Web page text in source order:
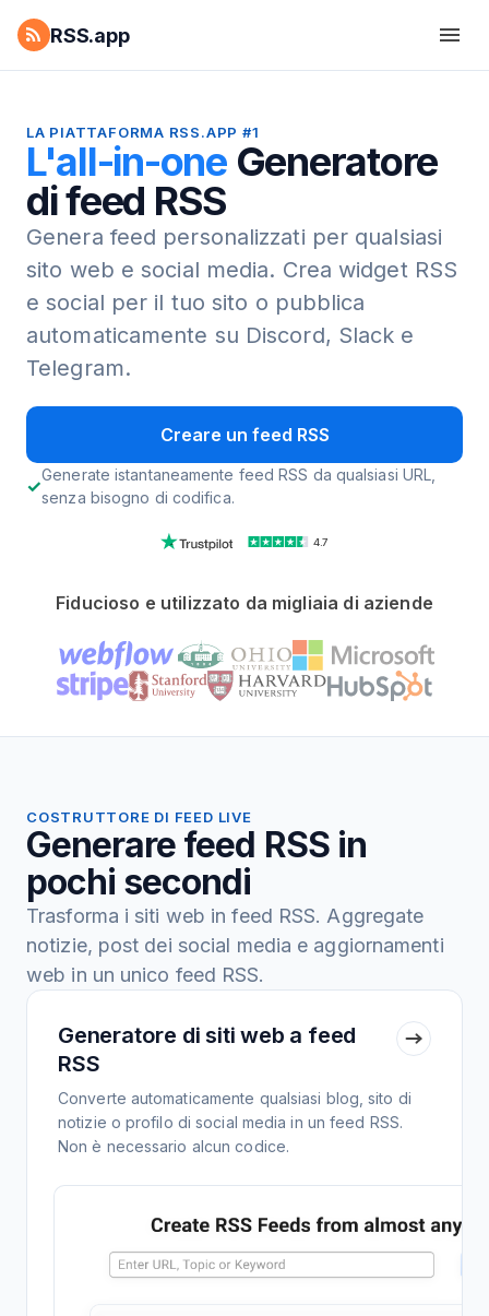
RSS.app
LA PIATTAFORMA RSS.APP #1
L'all-in-one Generatore
di feed RSS
Genera feed personalizzati per qualsiasi
sito web e social media. Crea widget RSS
e social per il tuo sito o pubblica
automaticamente su Discord, Slack e
Telegram.
Creare un feed RSS
Generate istantaneamente feed RSS da qualsiasi URL,
senza bisogno di codifica.
4.7
Fiducioso e utilizzato da migliaia di aziende
COSTRUTTORE DI FEED LIVE
Generare feed RSS in
pochi secondi
Trasforma i siti web in feed RSS. Aggregate
notizie, post dei social media e aggiornamenti
web in un unico feed RSS.
Generatore di siti web a feed
RSS
Converte automaticamente qualsiasi blog, sito di
notizie o profilo di social media in un feed RSS.
Non è necessario alcun codice.